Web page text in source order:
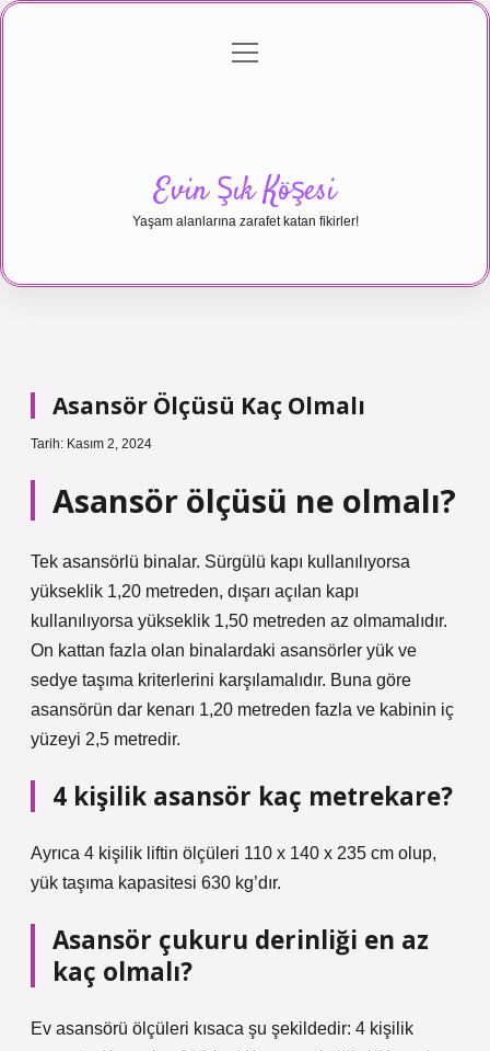
Gizlilik Politikası
menüyü
Evin Şık Köşesi
Yaşam alanlarına zarafet katan fikirler!
Asansör Ölçüsü Kaç Olmalı
Tarih: Kasım 2, 2024
Asansör ölçüsü ne olmalı?
Tek asansörlü binalar. Sürgülü kapı kullanılıyorsa
yükseklik 1,20 metreden, dışarı açılan kapı
kullanılıyorsa yükseklik 1,50 metreden az olmamalıdır.
On kattan fazla olan binalardaki asansörler yük ve
sedye taşıma kriterlerini karşılamalıdır. Buna göre
asansörün dar kenarı 1,20 metreden fazla ve kabinin iç
yüzeyi 2,5 metredir.
4 kişilik asansör kaç metrekare?
Ayrıca 4 kişilik liftin ölçüleri 110 x 140 x 235 cm olup,
yük taşıma kapasitesi 630 kg’dır.
Asansör çukuru derinliği en az
kaç olmalı?
Ev asansörü ölçüleri kısaca şu şekildedir: 4 kişilik